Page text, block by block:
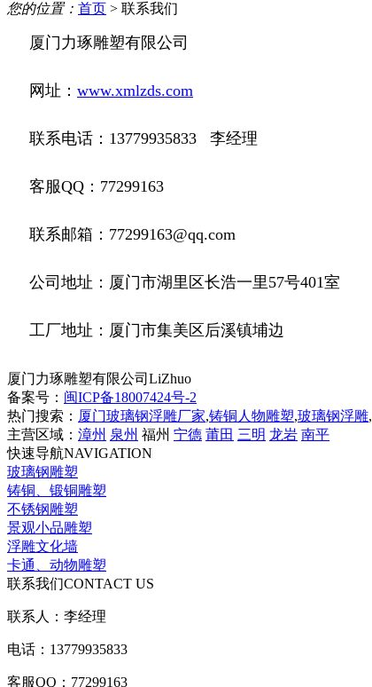
您的位置： 首页 > 联系我们
厦门力琢雕塑有限公司
网址： www.xmlzds.com
联系电话：13779935833 李经理
客服QQ：77299163
联系邮箱：77299163@qq.com
公司地址：厦门市湖里区长浩一里57号401室
工厂地址：厦门市集美区后溪镇埔边
厦门力琢雕塑有限公司 LiZhuo
备案号： 闽ICP备18007424号-2
热门搜索： 厦门玻璃钢浮雕厂家,铸铜人物雕塑,玻璃钢浮雕,
主营区域： 漳州 泉州 福州 宁德 莆田 三明 龙岩 南平
快速导航NAVIGATION
玻璃钢雕塑
铸铜、锻铜雕塑
不锈钢雕塑
景观小品雕塑
浮雕文化墙
卡通、动物雕塑
联系我们CONTACT US
联系人：李经理
电话：13779935833
客服QQ：77299163